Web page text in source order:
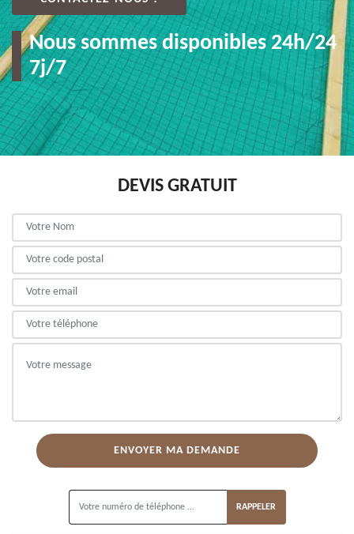
Nous sommes disponibles 24h/24
7j/7
DEVIS GRATUIT